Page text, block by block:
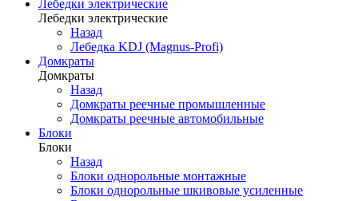
Лебедки электрические
Лебедки электрические
Назад
Лебедка KDJ (Magnus-Profi)
Домкраты
Домкраты
Назад
Домкраты реечные промышленные
Домкраты реечные автомобильные
Блоки
Блоки
Назад
Блоки однорольные монтажные
Блоки однорольные шкивовые усиленные